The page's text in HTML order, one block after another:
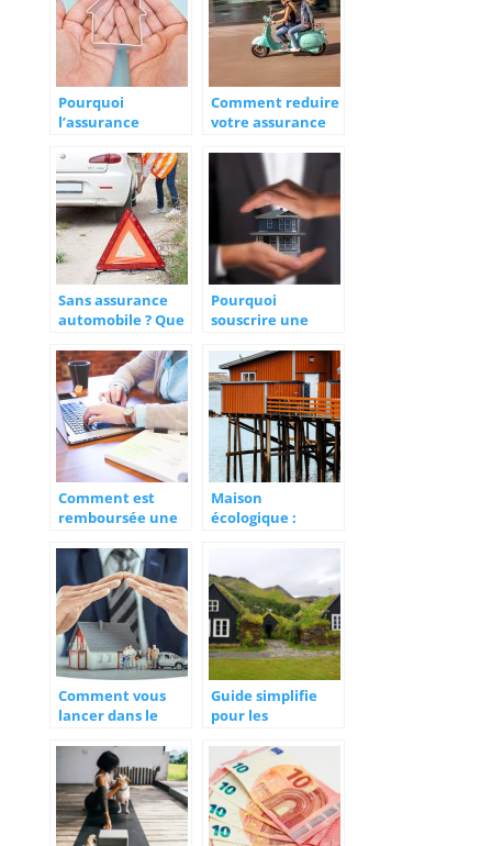
Pourquoi
l’assurance
civile est un
élément
fondamental de
l’assurance
habitation ?
Comment reduire
votre assurance
Sans assurance
automobile ? Que
Pourquoi
souscrire une
ligne ?
Comment est
remboursée une
Maison
écologique :
?
Comment vous
lancer dans le
assurance?
Guide simplifie
pour les
acheteurs :
l’assurance de
pret immobilier